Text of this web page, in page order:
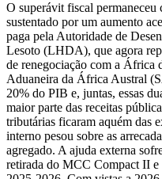
O superávit fiscal
sustentado por um aumento
paga pela Autoridade de
Lesoto (LHDA), que agora
de renegociação com a África
Aduaneira da África Austral
20% do PIB e, juntas, essas
maior parte das receitas
tributárias ficaram aquém das
interno pesou sobre as
agregado. A ajuda externa
retirada do MCC Compact II